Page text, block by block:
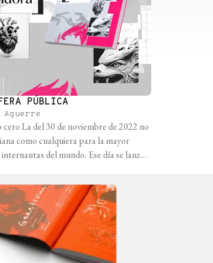
PÚBLICA
de 2022 no
como cualquiera para la mayor
del mundo. Ese día se lanzó
OpenAI, cuyos efectos magnificaron la
pública sobre la IA y visibilizaron el
esta tecnología [...]